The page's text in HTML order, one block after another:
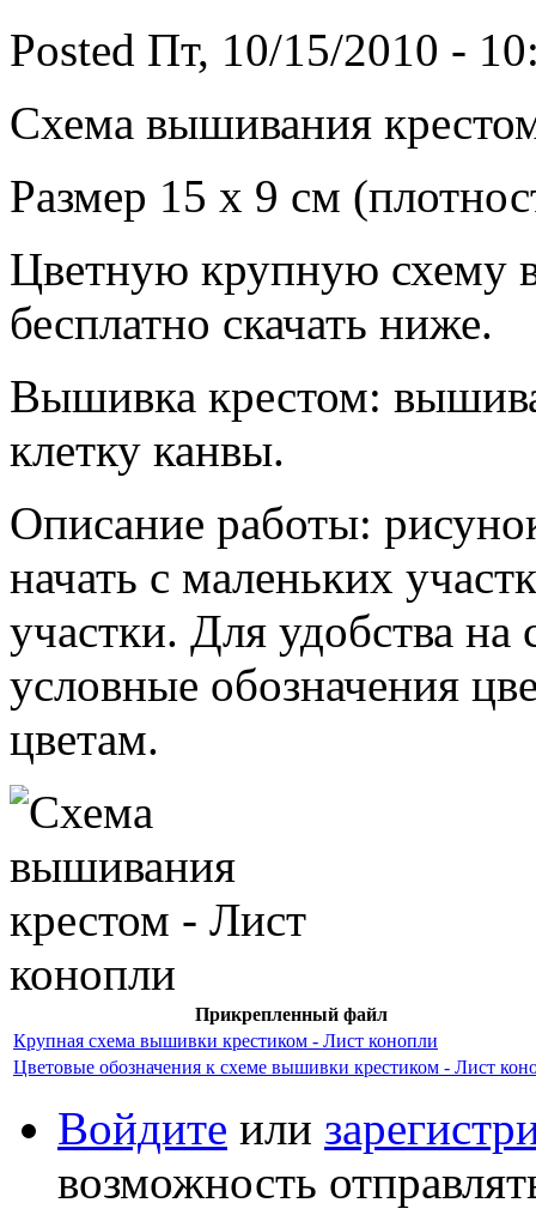
Posted Пт, 10/15/2010 -
Схема вышивания
Размер 15 х 9 см
Цветную крупную схему
бесплатно скачать ниже.
Вышивка крестом:
клетку канвы.
Описание работы:
начать с маленьких
участки. Для удобства
условные обозначения
цветам.
Прикрепленный файл
Крупная схема вышивки крестиком - Лист конопли
Цветовые обозначения к схеме вышивки крестиком - Лист
Войдите или
возможность